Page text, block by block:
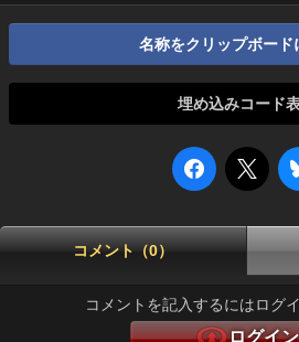
名称をクリップボード
埋め込みコード
コメント（0）
コメントを記入するにはログ
ログイン